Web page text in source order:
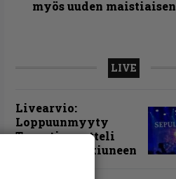
myös uuden maistiaisen
LIVE
Livearvio:
Loppuunmyyty
Tavastia saatteli
Sepulturan ikiuneen